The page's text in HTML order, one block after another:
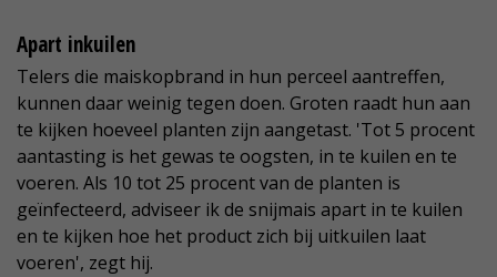
Apart inkuilen
Telers die maiskopbrand in hun perceel aantreffen,
kunnen daar weinig tegen doen. Groten raadt hun aan
te kijken hoeveel planten zijn aangetast. 'Tot 5 procent
aantasting is het gewas te oogsten, in te kuilen en te
voeren. Als 10 tot 25 procent van de planten is
geïnfecteerd, adviseer ik de snijmais apart in te kuilen
en te kijken hoe het product zich bij uitkuilen laat
voeren', zegt hij.